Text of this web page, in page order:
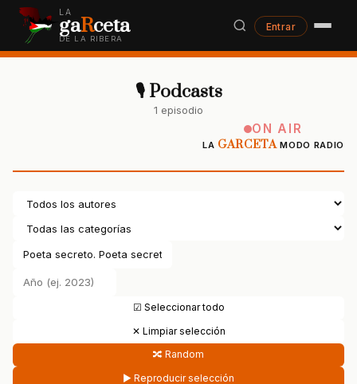
LA
gaRceta
DE LA RIBERA
Entrar
🎙 Podcasts
1 episodio
ON AIR
LA GARCETAMODO RADIO
☑ Seleccionar todo
✕ Limpiar selección
🔀 Random
▶ Reproducir selección